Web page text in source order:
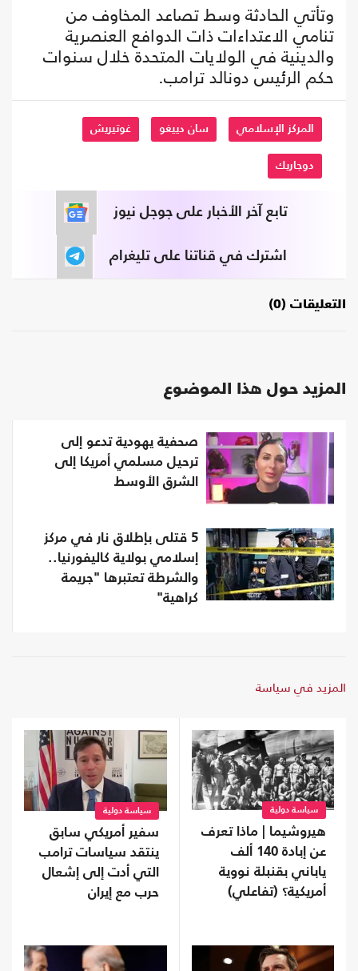
وتأتي الحادثة وسط تصاعد المخاوف من
تنامي الاعتداءات ذات الدوافع العنصرية
والدينية في الولايات المتحدة خلال سنوات
حكم الرئيس دونالد ترامب.
المركز الإسلامي سان دييغو غوتيريش
دوجاريك
تابع آخر الأخبار على جوجل نيوز
اشترك في قناتنا على تليغرام
التعليقات (0)
المزيد حول هذا الموضوع
صحفية يهودية تدعو إلى
ترحيل مسلمي أمريكا إلى
الشرق الأوسط
5 قتلى بإطلاق نار في مركز
إسلامي بولاية كاليفورنيا..
والشرطة تعتبرها "جريمة
كراهية"
المزيد في سياسة
سياسة دولية
هيروشيما | ماذا تعرف
عن إبادة 140 ألف
ياباني بقنبلة نووية
أمريكية؟ (تفاعلي)
سياسة دولية
سفير أمريكي سابق
ينتقد سياسات ترامب
التي أدت إلى إشعال
حرب مع إيران